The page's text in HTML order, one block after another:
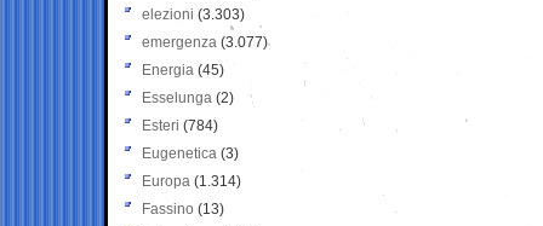
elezioni (3.303)
emergenza (3.077)
Energia (45)
Esselunga (2)
Esteri (784)
Eugenetica (3)
Europa (1.314)
Fassino (13)